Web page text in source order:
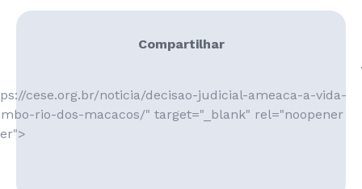
Compartilhar
cese.org.br/noticia/decisao-judicial-ameaca-a-vida-
rio-dos-macacos/" target="_blank" rel="noopener